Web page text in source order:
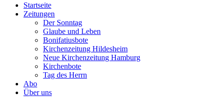
Startseite
Zeitungen
Der Sonntag
Glaube und Leben
Bonifatiusbote
Kirchenzeitung Hildesheim
Neue Kirchenzeitung Hamburg
Kirchenbote
Tag des Herrn
Abo
Über uns